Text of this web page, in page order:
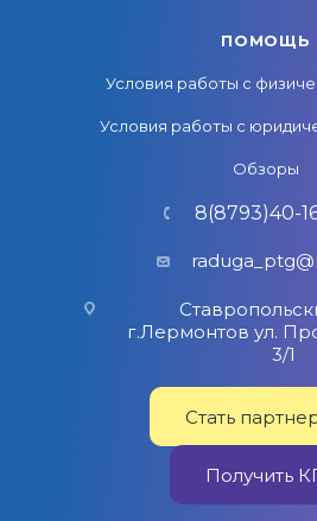
ПОМОЩЬ
Условия работы с
Условия работы с
Обзоры
8(8793)40-
г.Лермонтов ул.
3/1
Стать
Получить